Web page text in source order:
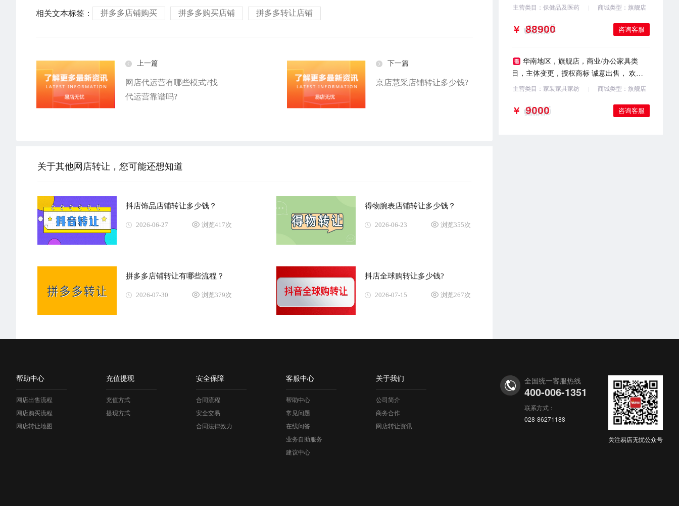
相关文本标签： 拼多多店铺购买 拼多多购买店铺 拼多多转让店铺
上一篇
网店代运营有哪些模式?找
代运营靠谱吗?
下一篇
京店慧采店铺转让多少钱?
关于其他网店转让，您可能还想知道
抖店饰品店铺转让多少钱？
2026-06-27 浏览417次
得物腕表店铺转让多少钱？
2026-06-23 浏览355次
拼多多店铺转让有哪些流程？
2026-07-30 浏览379次
抖店全球购转让多少钱?
2026-07-15 浏览267次
欢迎咨询
主营类目：保健品及医药 商城类型：旗舰店
￥ 咨询客服
华南地区，旗舰店，商业/办公家具类
目，主体变更，授权商标 诚意出售， 欢迎
咨询
主营类目：家装家具家纺 商城类型：旗舰店
￥ 咨询客服
帮助中心
网店出售流程
网店购买流程
网店转让地图
充值提现
充值方式
提现方式
安全保障
合同流程
安全交易
合同法律效力
客服中心
帮助中心
常见问题
在线问答
业务自助服务
建议中心
关于我们
公司简介
商务合作
网店转让资讯
全国统一客服热线
400-006-1351
联系方式：
028-86271188
关注易店无忧公众号